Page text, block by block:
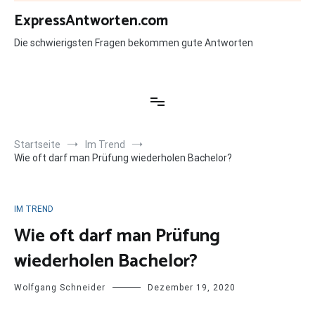
Zum
Inhalt
springen
ExpressAntworten.com
Die schwierigsten Fragen bekommen gute Antworten
Startseite
Im Trend
Wie oft darf man Prüfung wiederholen Bachelor?
IM TREND
Wie oft darf man Prüfung
wiederholen Bachelor?
Wolfgang Schneider Dezember 19, 2020